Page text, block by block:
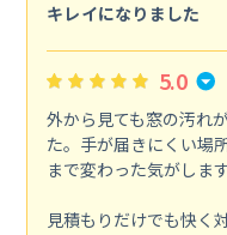
キレイになりました
5.0
外から見ても窓の汚れ
た。手が届きにくい場
まで変わった気がします
見積もりだけでも快く